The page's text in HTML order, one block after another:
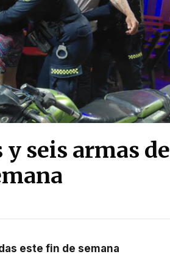
seis armas de
este fin de semana